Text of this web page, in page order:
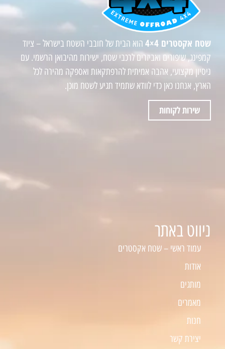
שטח אקסטרים 4×4
הוא הבית של חובבי השטח בישראל – ציוד
קמפינג, שיפורים ואביזרים לרכבי שטח, ישירות מהיבואן הרשמי. עם
ניסיון מקצועי, אהבה אמיתית להרפתקאות ואספקה מהירה לכל
הארץ, אנחנו כאן כדי לוודא שתמיד תגיע לשטח מוכן.
שירות לקוחות
ניווט באתר
עמוד ראשי – שטח אקסטרים
אודות
מותגים
מאמרים
חנות
יצירת קשר